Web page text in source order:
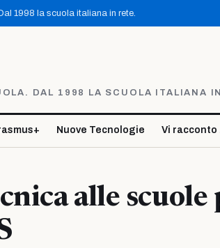
1998 la scuola italiana in rete.
DAL 1998 LA SCUOLA ITALIANA
Nuove Tecnologie Vi
alle scuole